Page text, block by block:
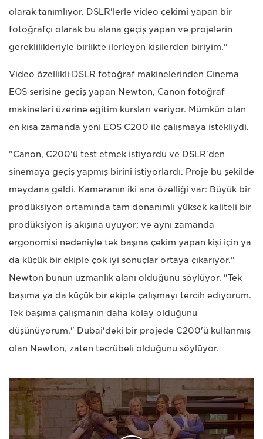
olarak tanımlıyor. DSLR'lerle video çekimi yapan bir
fotoğrafçı olarak bu alana geçiş yapan ve projelerin
gereklilikleriyle birlikte ilerleyen kişilerden biriyim."
Video özellikli DSLR fotoğraf makinelerinden Cinema
EOS serisine geçiş yapan Newton, Canon fotoğraf
makineleri üzerine eğitim kursları veriyor. Mümkün olan
en kısa zamanda yeni EOS C200 ile çalışmaya istekliydi.
"Canon, C200'ü test etmek istiyordu ve DSLR'den
sinemaya geçiş yapmış birini istiyorlardı. Proje bu şekilde
meydana geldi. Kameranın iki ana özelliği var: Büyük bir
prodüksiyon ortamında tam donanımlı yüksek kaliteli bir
prodüksiyon iş akışına uyuyor; ve aynı zamanda
ergonomisi nedeniyle tek başına çekim yapan kişi için ya
da küçük bir ekiple çok iyi sonuçlar ortaya çıkarıyor."
Newton bunun uzmanlık alanı olduğunu söylüyor. "Tek
başıma ya da küçük bir ekiple çalışmayı tercih ediyorum.
Tek başıma çalışmanın daha kolay olduğunu
düşünüyorum." Dubai'deki bir projede C200'ü kullanmış
olan Newton, zaten tecrübeli olduğunu söylüyor.